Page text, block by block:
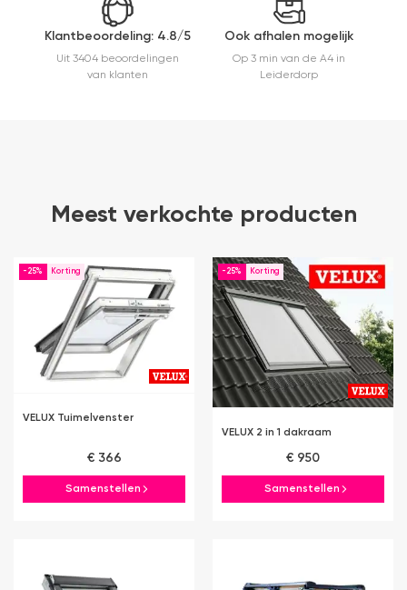
Klantbeoordeling: 4.8/5
Uit 3404 beoordelingen
van klanten
Ook afhalen mogelijk
Op 3 min van de A4 in
Leiderdorp
Meest verkochte producten
-25%
VELUX Tuimelvenster
€ 366
Samenstellen
-25%
VELUX 2 in 1 dakraam
€ 950
Samenstellen